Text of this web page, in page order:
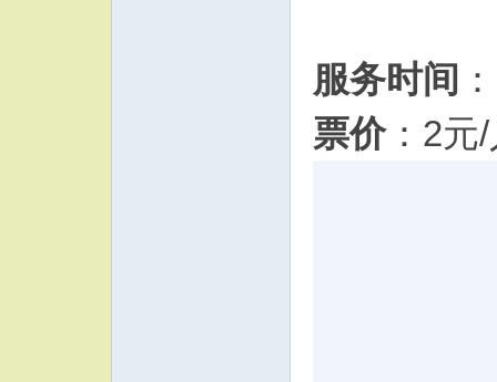
服务时间
票价：2元